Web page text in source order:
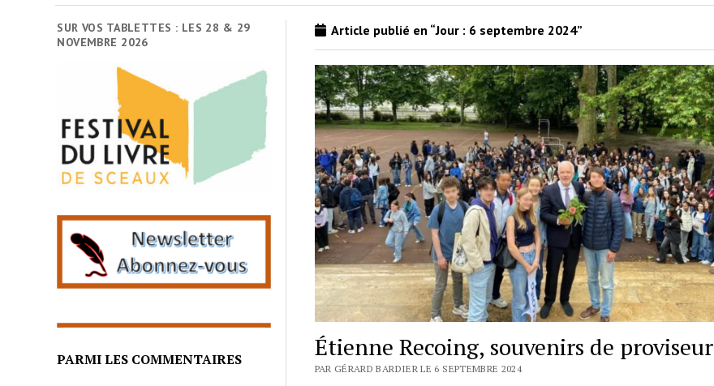
SUR VOS TABLETTES : LES 28 & 29
NOVEMBRE 2026
PARMI LES COMMENTAIRES
Article publié en “Jour : 6 septembre 2024”
Étienne Recoing, souvenirs de proviseur
PAR GÉRARD BARDIER LE 6 SEPTEMBRE 2024